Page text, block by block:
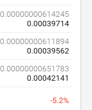
0.00000000614245
0.00039714
0.00000000611894
0.00039562
0.00000000651783
0.00042141
-5.2%